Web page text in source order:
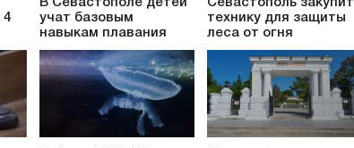
4
В Севастополе детей
учат базовым
навыкам плавания
Севастополь закупит
технику для защиты
леса от огня